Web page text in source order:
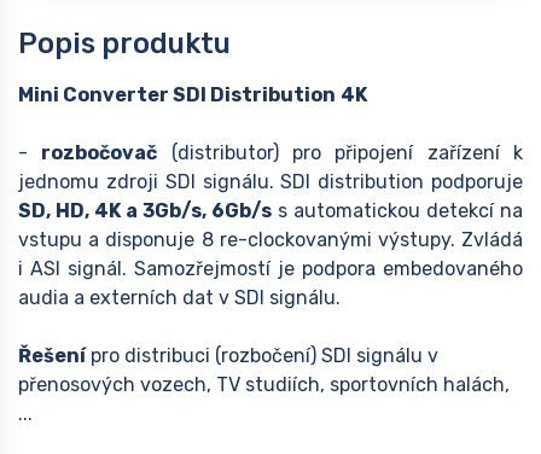
Popis produktu
Mini Converter SDI Distribution 4K
- rozbočovač (distributor) pro připojení zařízení k
jednomu zdroji SDI signálu. SDI distribution podporuje
SD, HD, 4K a 3Gb/s, 6Gb/s s automatickou detekcí na
vstupu a disponuje 8 re-clockovanými výstupy. Zvládá
i ASI signál. Samozřejmostí je podpora embedovaného
audia a externích dat v SDI signálu.
Řešenípro distribuci (rozbočení) SDI signálu v
přenosových vozech, TV studiích, sportovních halách,
...